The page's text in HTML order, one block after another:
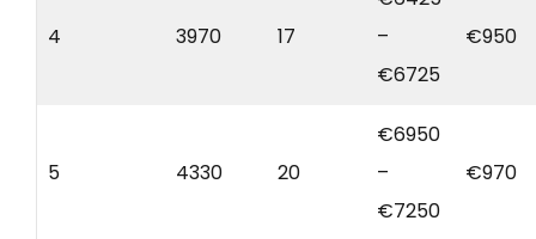
4 3970 17
–
€6725
€950
5 4330 20
€6950
–
€7250
€970